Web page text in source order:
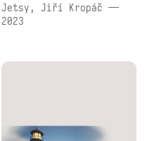
Jetsy, Jiří Kropáč —
2023